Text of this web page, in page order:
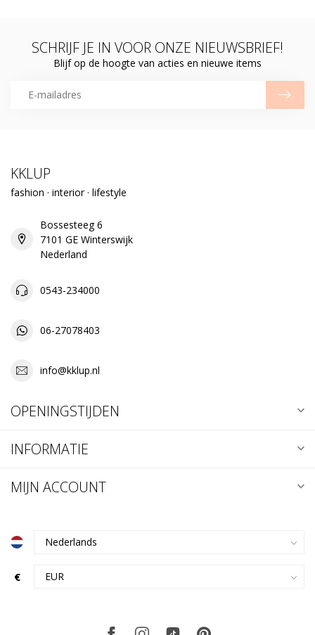
SCHRIJF JE IN VOOR ONZE NIEUWSBRIEF!
Blijf op de hoogte van acties en nieuwe items
KKLUP
fashion · interior · lifestyle
Bossesteeg 6
7101 GE Winterswijk
Nederland
0543-234000
06-27078403
info@kklup.nl
OPENINGSTIJDEN
INFORMATIE
MIJN ACCOUNT
€